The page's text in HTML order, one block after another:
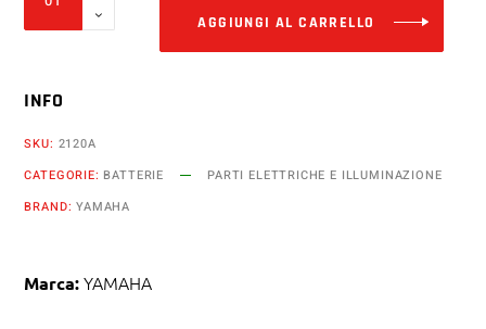
Fiamm
ftz12s-
cc
super
AGGIUNGI AL CARRELLO
INFO
SKU: 2120A
CATEGORIE: BATTERIE
PARTI ELETTRICHE E ILLUMINAZIONE
BRAND:YAMAHA
Marca: YAMAHA